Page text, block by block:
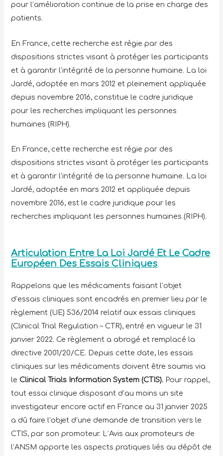
pour l’amélioration continue de la prise en charge des
patients.
En France, cette recherche est régie par des
dispositions strictes visant à protéger les participants
et à garantir l’intégrité de la personne humaine. La loi
Jardé, adoptée en mars 2012 et pleinement appliquée
depuis novembre 2016, constitue le cadre juridique
pour les recherches impliquant les personnes
humaines (RIPH).
En France, cette recherche est régie par des
dispositions strictes visant à protéger les participants
et à garantir l’intégrité de la personne humaine. La loi
Jardé, adoptée en mars 2012 et appliquée depuis
novembre 2016, est le cadre juridique pour les
recherches impliquant les personnes humaines (RIPH).
Articulation Entre La Loi Jardé Et Le Cadre
Européen Des Essais Cliniques
Rappelons que les médicaments faisant l’objet
d’essais cliniques sont encadrés en premier lieu par le
règlement (UE) 536/2014 relatif aux essais cliniques
(Clinical Trial Regulation – CTR), entré en vigueur le 31
janvier 2022. Ce règlement a abrogé et remplacé la
directive 2001/20/CE. Depuis cette date, les essais
cliniques sur les médicaments doivent être soumis via
le Clinical Trials Information System (CTIS). Pour rappel,
tout essai clinique disposant d’au moins un site
investigateur encore actif en France au 31 janvier 2025
a dû faire l’objet d’une demande de transition vers le
CTIS, par son promoteur. L’Avis aux promoteurs de
l’ANSM apporte les aspects pratiques liés au dépôt de